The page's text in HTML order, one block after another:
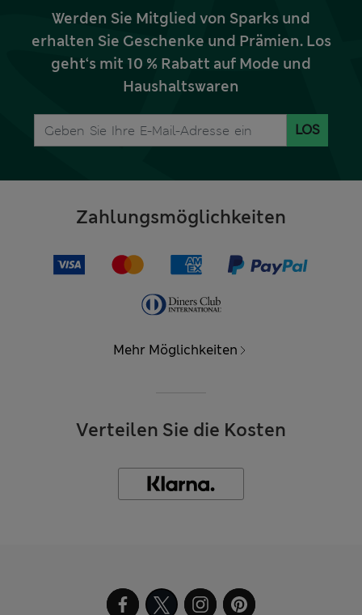
Werden Sie Mitglied von Sparks und
erhalten Sie Geschenke und Prämien. Los
geht‘s mit 10 % Rabatt auf Mode und
Haushaltswaren
LOS
Zahlungsmöglichkeiten
Mehr Möglichkeiten
Verteilen Sie die Kosten